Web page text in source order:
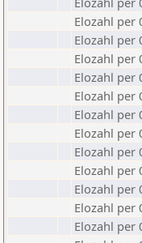
Elozahl per
Elozahl per
Elozahl per
Elozahl per
Elozahl per
Elozahl per
Elozahl per
Elozahl per
Elozahl per
Elozahl per
Elozahl per
Elozahl per